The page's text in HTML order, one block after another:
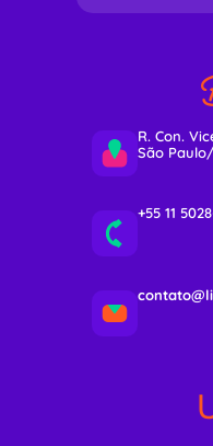
R. Con.
São
+55 11